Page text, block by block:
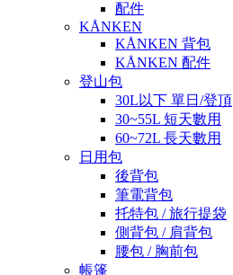
配件
KÅNKEN
KÅNKEN 背包
KÅNKEN 配件
登山包
30L以下 單日/登頂
30~55L 短天數用
60~72L 長天數用
日用包
後背包
筆電背包
托特包 / 旅行提袋
側背包 / 肩背包
腰包 / 胸前包
帳篷